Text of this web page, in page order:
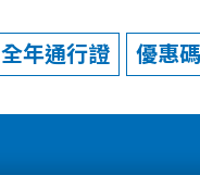
全年通行證 優惠碼